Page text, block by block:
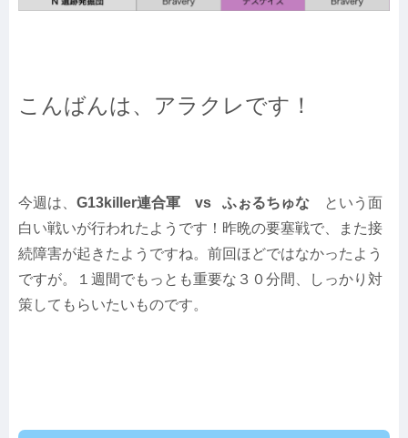
こんばんは、アラクレです！
今週は、 G13killer連合軍 vs ふぉるちゅな という面
白い戦いが行われたようです！昨晩の要塞戦で、また接
続障害が起きたようですね。前回ほどではなかったよう
ですが。１週間でもっとも重要な３０分間、しっかり対
策してもらいたいものです。